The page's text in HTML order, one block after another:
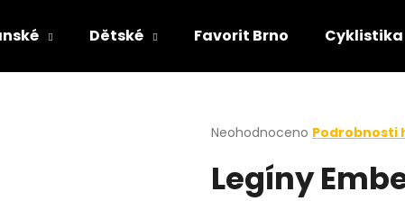
Dětské Favorit Brno Cyklistika
Průměrné
produktu
je
Neohodnoceno Podrobnosti
Legíny
HLEDAT